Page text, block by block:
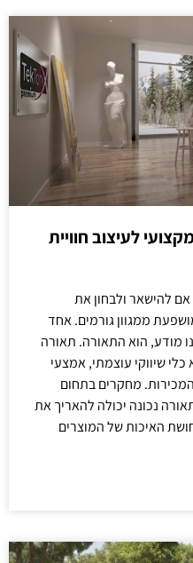
לעיצוב חוויית
להישאר ולבחון את
ממגוון גורמים. אחד
מודע, הוא התאורה. תאורה
כלי שיווקי עוצמתי, אמצעי
המכירות. מחקרים בתחום
נכונה יכולה להאריך את
האיכות של המוצרים